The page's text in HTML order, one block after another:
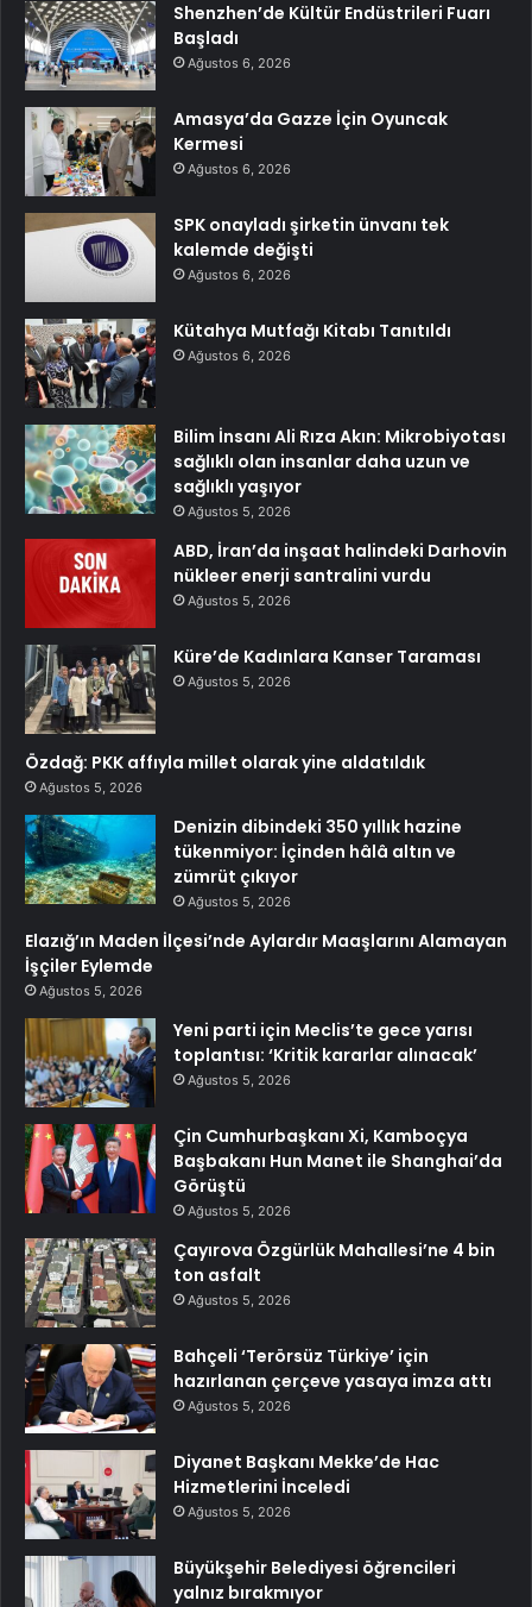
Shenzhen’de Kültür Endüstrileri Fuarı
Başladı
Ağustos 6, 2026
Amasya’da Gazze İçin Oyuncak
Kermesi
Ağustos 6, 2026
SPK onayladı şirketin ünvanı tek
kalemde değişti
Ağustos 6, 2026
Kütahya Mutfağı Kitabı Tanıtıldı
Ağustos 6, 2026
Bilim İnsanı Ali Rıza Akın: Mikrobiyotası
sağlıklı olan insanlar daha uzun ve
sağlıklı yaşıyor
Ağustos 5, 2026
ABD, İran’da inşaat halindeki Darhovin
nükleer enerji santralini vurdu
Ağustos 5, 2026
Küre’de Kadınlara Kanser Taraması
Ağustos 5, 2026
Özdağ: PKK affıyla millet olarak yine aldatıldık
Ağustos 5, 2026
Denizin dibindeki 350 yıllık hazine
tükenmiyor: İçinden hâlâ altın ve
zümrüt çıkıyor
Ağustos 5, 2026
Elazığ’ın Maden İlçesi’nde Aylardır Maaşlarını Alamayan
İşçiler Eylemde
Ağustos 5, 2026
Yeni parti için Meclis’te gece yarısı
toplantısı: ‘Kritik kararlar alınacak’
Ağustos 5, 2026
Çin Cumhurbaşkanı Xi, Kamboçya
Başbakanı Hun Manet ile Shanghai’da
Görüştü
Ağustos 5, 2026
Çayırova Özgürlük Mahallesi’ne 4 bin
ton asfalt
Ağustos 5, 2026
Bahçeli ‘Terörsüz Türkiye’ için
hazırlanan çerçeve yasaya imza attı
Ağustos 5, 2026
Diyanet Başkanı Mekke’de Hac
Hizmetlerini İnceledi
Ağustos 5, 2026
Büyükşehir Belediyesi öğrencileri
yalnız bırakmıyor